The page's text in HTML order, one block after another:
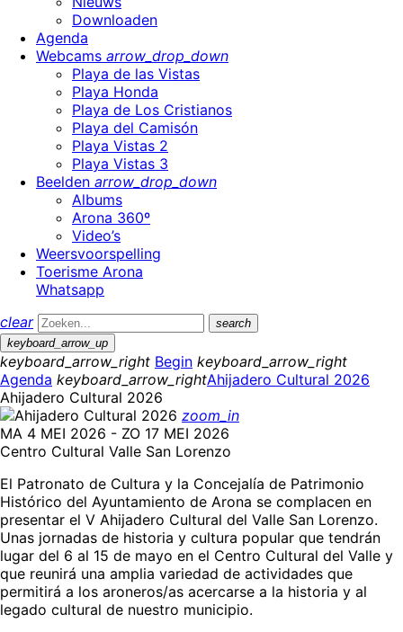
Downloaden
Agenda
Webcams arrow_drop_down
Playa de las Vistas
Playa Honda
Playa de Los Cristianos
Playa del Camisón
Playa Vistas 2
Playa Vistas 3
Beelden arrow_drop_down
Albums
Arona 360º
Video’s
Weersvoorspelling
Toerisme Arona
Whatsapp
clear
search
keyboard_arrow_up
keyboard_arrow_right Begin keyboard_arrow_right
Agenda keyboard_arrow_rightAhijadero Cultural 2026
Ahijadero Cultural 2026
zoom_in
MA 4 MEI 2026 - ZO 17 MEI 2026
Centro Cultural Valle San Lorenzo
El Patronato de Cultura y la Concejalía de Patrimonio
Histórico del Ayuntamiento de Arona se complacen en
presentar el V Ahijadero Cultural del Valle San Lorenzo.
Unas jornadas de historia y cultura popular que tendrán
lugar del 6 al 15 de mayo en el Centro Cultural del Valle y
que reunirá una amplia variedad de actividades que
permitirá a los aroneros/as acercarse a la historia y al
legado cultural de nuestro municipio.